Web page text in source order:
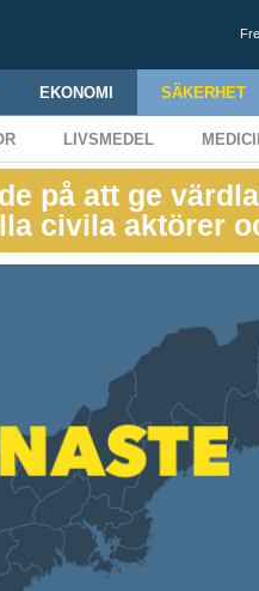
EKONOMI SÄKERHET
LIVSMEDEL
på att ge
civila aktörer